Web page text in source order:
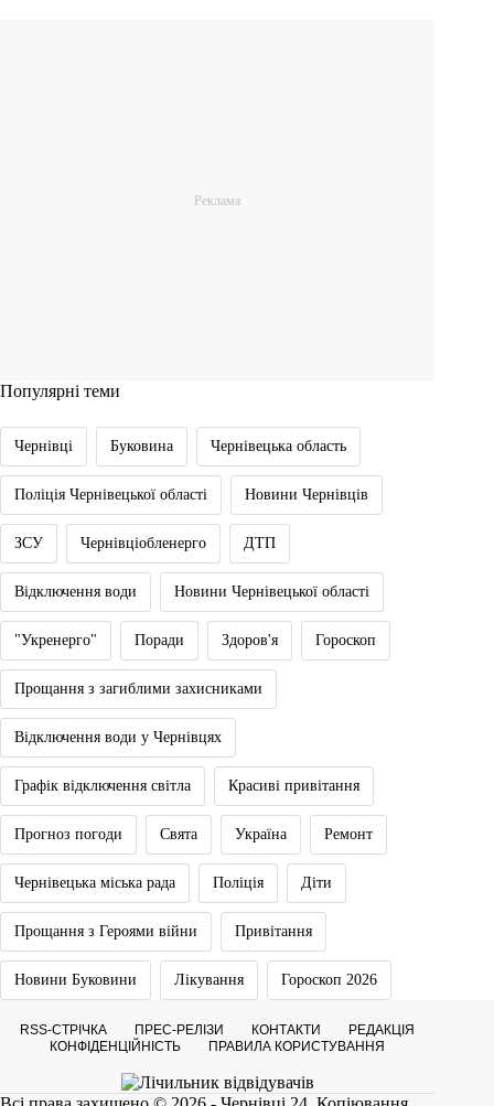
Популярні теми
Чернівці Буковина Чернівецька область
Поліція Чернівецької області Новини Чернівців
ЗСУ Чернівціобленерго ДТП
Відключення води Новини Чернівецької області
"Укренерго" Поради Здоров'я Гороскоп
Прощання з загиблими захисниками
Відключення води у Чернівцях
Графік відключення світла Красиві привітання
Прогноз погоди Свята Україна Ремонт
Чернівецька міська рада Поліція Діти
Прощання з Героями війни Привітання
Новини Буковини Лікування Гороскоп 2026
RSS-СТРІЧКА ПРЕС-РЕЛІЗИ КОНТАКТИ
РЕДАКЦІЯ
КОНФІДЕНЦІЙНІСТЬ
ПРАВИЛА КОРИСТУВАННЯ